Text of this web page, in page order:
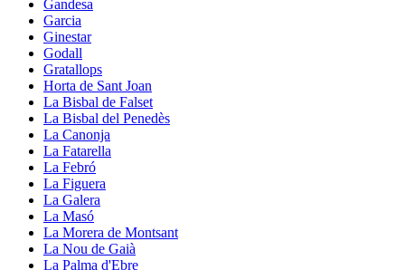
Gandesa
Garcia
Ginestar
Godall
Gratallops
Horta de Sant Joan
La Bisbal de Falset
La Bisbal del Penedès
La Canonja
La Fatarella
La Febró
La Figuera
La Galera
La Masó
La Morera de Montsant
La Nou de Gaià
La Palma d'Ebre